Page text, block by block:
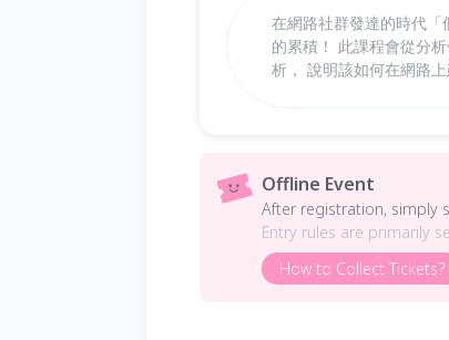
在網路社群發達的時代
的累積！ 此課程會從分
析， 說明該如何在網路上
Offline Event
After registration, simply
Entry rules are primarily
How to Collect Tickets?